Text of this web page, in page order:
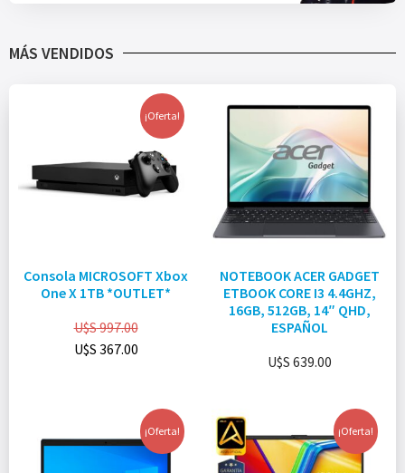
MÁS VENDIDOS
¡Oferta!
Consola MICROSOFT Xbox
One X 1TB *OUTLET*
U$S997.00
U$S 367.00
NOTEBOOK ACER GADGET
ETBOOK CORE I3 4.4GHZ,
16GB, 512GB, 14″ QHD,
ESPAÑOL
U$S 639.00
¡Oferta! ¡Oferta!